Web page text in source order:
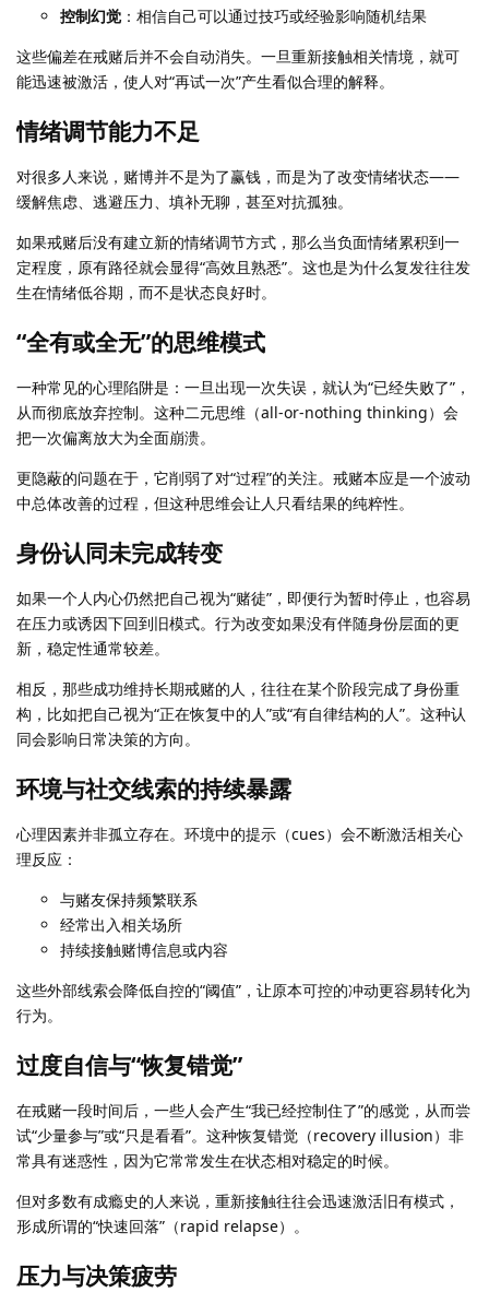
控制幻觉 ：相信自己可以通过技巧或经验影响随机结果
这些偏差在戒赌后并不会自动消失。一旦重新接触相关情境，就可
能迅速被激活，使人对“再试一次”产生看似合理的解释。
情绪调节能力不足
对很多人来说，赌博并不是为了赢钱，而是为了改变情绪状态——
缓解焦虑、逃避压力、填补无聊，甚至对抗孤独。
如果戒赌后没有建立新的情绪调节方式，那么当负面情绪累积到一
定程度，原有路径就会显得“高效且熟悉”。这也是为什么复发往往发
生在情绪低谷期，而不是状态良好时。
“全有或全无”的思维模式
一种常见的心理陷阱是：一旦出现一次失误，就认为“已经失败了”，
从而彻底放弃控制。这种二元思维（all-or-nothing thinking）会
把一次偏离放大为全面崩溃。
更隐蔽的问题在于，它削弱了对“过程”的关注。戒赌本应是一个波动
中总体改善的过程，但这种思维会让人只看结果的纯粹性。
身份认同未完成转变
如果一个人内心仍然把自己视为“赌徒”，即便行为暂时停止，也容易
在压力或诱因下回到旧模式。行为改变如果没有伴随身份层面的更
新，稳定性通常较差。
相反，那些成功维持长期戒赌的人，往往在某个阶段完成了身份重
构，比如把自己视为“正在恢复中的人”或“有自律结构的人”。这种认
同会影响日常决策的方向。
环境与社交线索的持续暴露
心理因素并非孤立存在。环境中的提示（cues）会不断激活相关心
理反应：
与赌友保持频繁联系
经常出入相关场所
持续接触赌博信息或内容
这些外部线索会降低自控的“阈值”，让原本可控的冲动更容易转化为
行为。
过度自信与“恢复错觉”
在戒赌一段时间后，一些人会产生“我已经控制住了”的感觉，从而尝
试“少量参与”或“只是看看”。这种恢复错觉（recovery illusion）非
常具有迷惑性，因为它常常发生在状态相对稳定的时候。
但对多数有成瘾史的人来说，重新接触往往会迅速激活旧有模式，
形成所谓的“快速回落”（rapid relapse）。
压力与决策疲劳